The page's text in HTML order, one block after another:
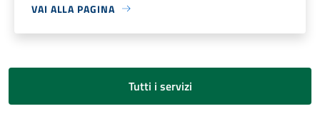
VAI ALLA PAGINA
Tutti i servizi